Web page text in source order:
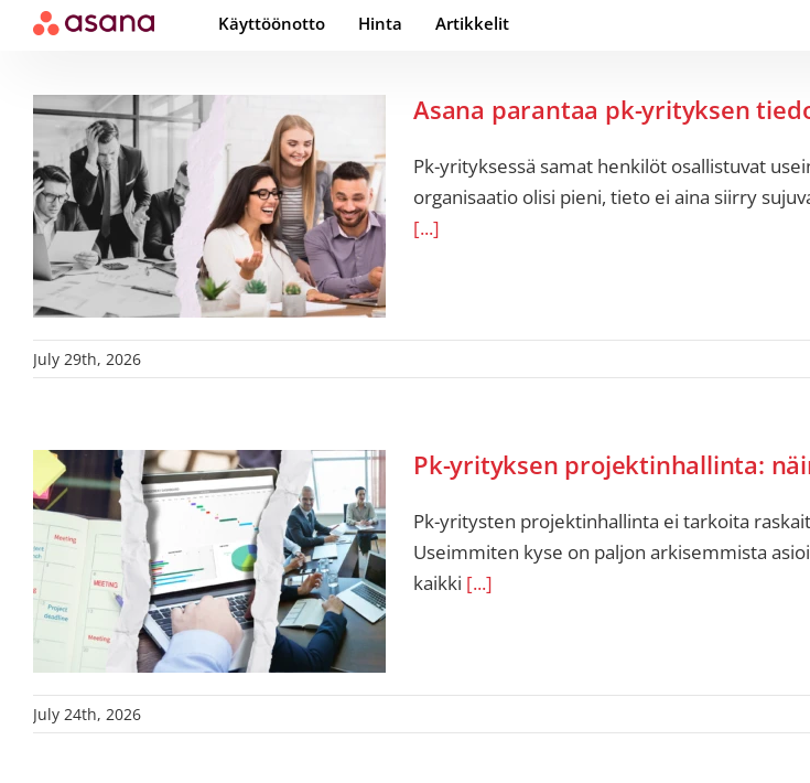
Käyttöönotto Hinta Artikkelit
Asana parantaa pk-yrityksen
Pk-yrityksessä samat henkilöt osallistuvat
organisaatio olisi pieni, tieto ei aina siirry
[...]
July 29th, 2026
Pk-yrityksen projektinhallinta:
Pk-yritysten projektinhallinta ei tarkoita
Useimmiten kyse on paljon arkisemmista
kaikki [...]
July 24th, 2026